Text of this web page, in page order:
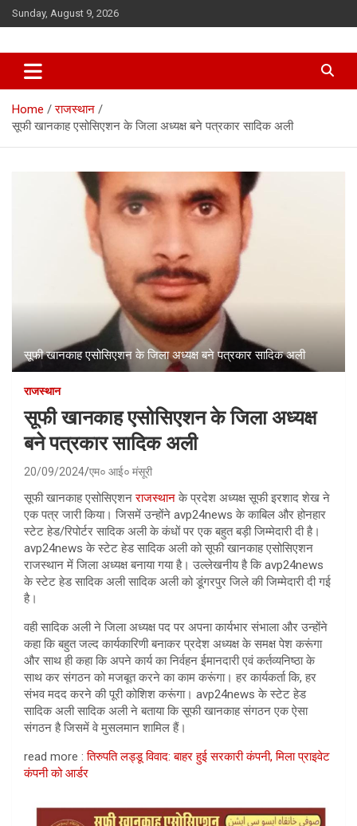
Skip
to
Sunday, August 9, 2026
Home
राजस्थान
सूफी खानकाह एसोसिएशन के जिला अध्यक्ष बने पत्रकार सादिक अली
सूफी खानकाह एसोसिएशन के जिला अध्यक्ष बने पत्रकार सादिक अली
राजस्थान
सूफी खानकाह एसोसिएशन के जिला अध्यक्ष
बने पत्रकार सादिक अली
20/09/2024 एम० आई० मंसूरी
सूफी खानकाह एसोसिएशनराजस्थानके प्रदेश अध्यक्ष सूफी इरशाद शेख ने
एक पत्र जारी किया। जिसमें उन्होंने avp24news के काबिल और होनहार
स्टेट हेड/रिपोर्टर सादिक अली के कंधों पर एक बहुत बड़ी जिम्मेदारी दी है।
avp24news के स्टेट हेड सादिक अली को सूफी खानकाह एसोसिएशन
राजस्थान में जिला अध्यक्ष बनाया गया है। उल्लेखनीय है कि avp24news
के स्टेट हेड सादिक अली सादिक अली को डूंगरपुर जिले की जिम्मेदारी दी गई
है।
वही सादिक अली ने जिला अध्यक्ष पद पर अपना कार्यभार संभाला और उन्होंने
कहा कि बहुत जल्द कार्यकारिणी बनाकर प्रदेश अध्यक्ष के समक्ष पेश करूंगा
और साथ ही कहा कि अपने कार्य का निर्वहन ईमानदारी एवं कर्तव्यनिष्ठा के
साथ कर संगठन को मजबूत करने का काम करूंगा। हर कार्यकर्ता कि, हर
संभव मदद करने की पूरी कोशिश करूंगा। avp24news के स्टेट हेड
सादिक अली सादिक अली ने बताया कि सूफी खानकाह संगठन एक ऐसा
संगठन है जिसमें वे मुसलमान शामिल हैं।
read more :तिरुपति लड्डू विवाद: बाहर हुई सरकारी कंपनी, मिला प्राइवेट
कंपनी को आर्डर